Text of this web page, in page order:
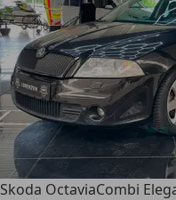
Skoda OctaviaCombi